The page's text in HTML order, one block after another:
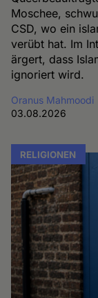
Moschee,
CSD, wo ein
verübt hat. Im
ärgert, dass
ignoriert wird.
Oranus Mahmoodi
03.08.2026
RELIGIONEN